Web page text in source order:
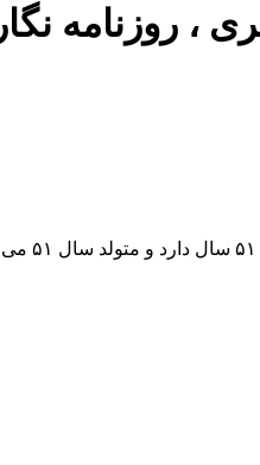
، روزنامه نگار